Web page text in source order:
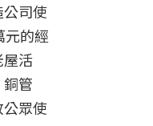
司使
元的經
活
管
眾使